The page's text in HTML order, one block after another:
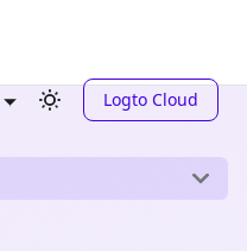
Logto Cloud